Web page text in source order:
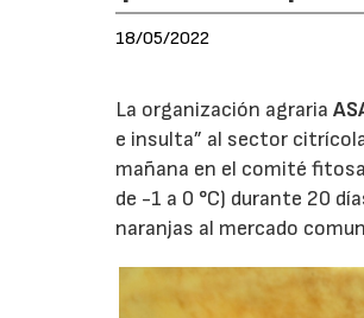
18/05/2022
La organización agraria
e insulta” al sector
mañana en el comité
de -1 a 0 °C) durante 20
naranjas al mercado